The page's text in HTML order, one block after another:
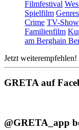
Filmfestival
Spielfilm Genres
Crime TV-Show
Familienfilm
am Berghain
Jetzt weiterempfehlen!
GRETA auf
@GRETA_app